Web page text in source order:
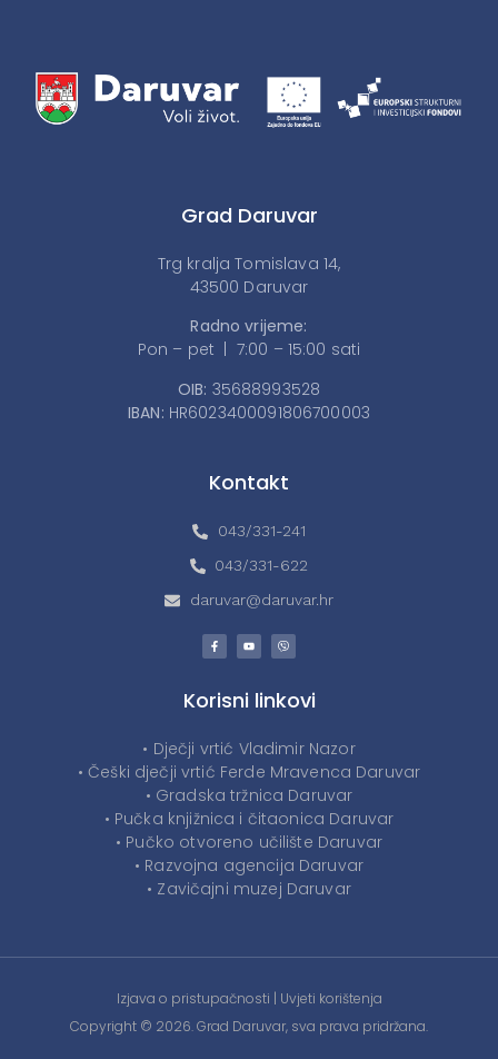
Grad Daruvar
Trg kralja Tomislava 14,
43500 Daruvar
Radno vrijeme:
Pon – pet | 7:00 – 15:00 sati
OIB: 35688993528
IBAN: HR6023400091806700003
Kontakt
043/331-241
043/331-622
daruvar@daruvar.hr
Korisni linkovi
• Dječji vrtić Vladimir Nazor
• Češki dječji vrtić Ferde Mravenca Daruvar
• Gradska tržnica Daruvar
• Pučka knjižnica i čitaonica Daruvar
• Pučko otvoreno učilište Daruvar
• Razvojna agencija Daruvar
• Zavičajni muzej Daruvar
Izjava o pristupačnosti | Uvjeti korištenja
Copyright © 2026. Grad Daruvar, sva prava pridržana.